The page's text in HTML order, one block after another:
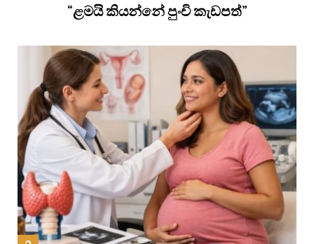
“ළමයි කියන්නේ පුංචි කැඩපත්”